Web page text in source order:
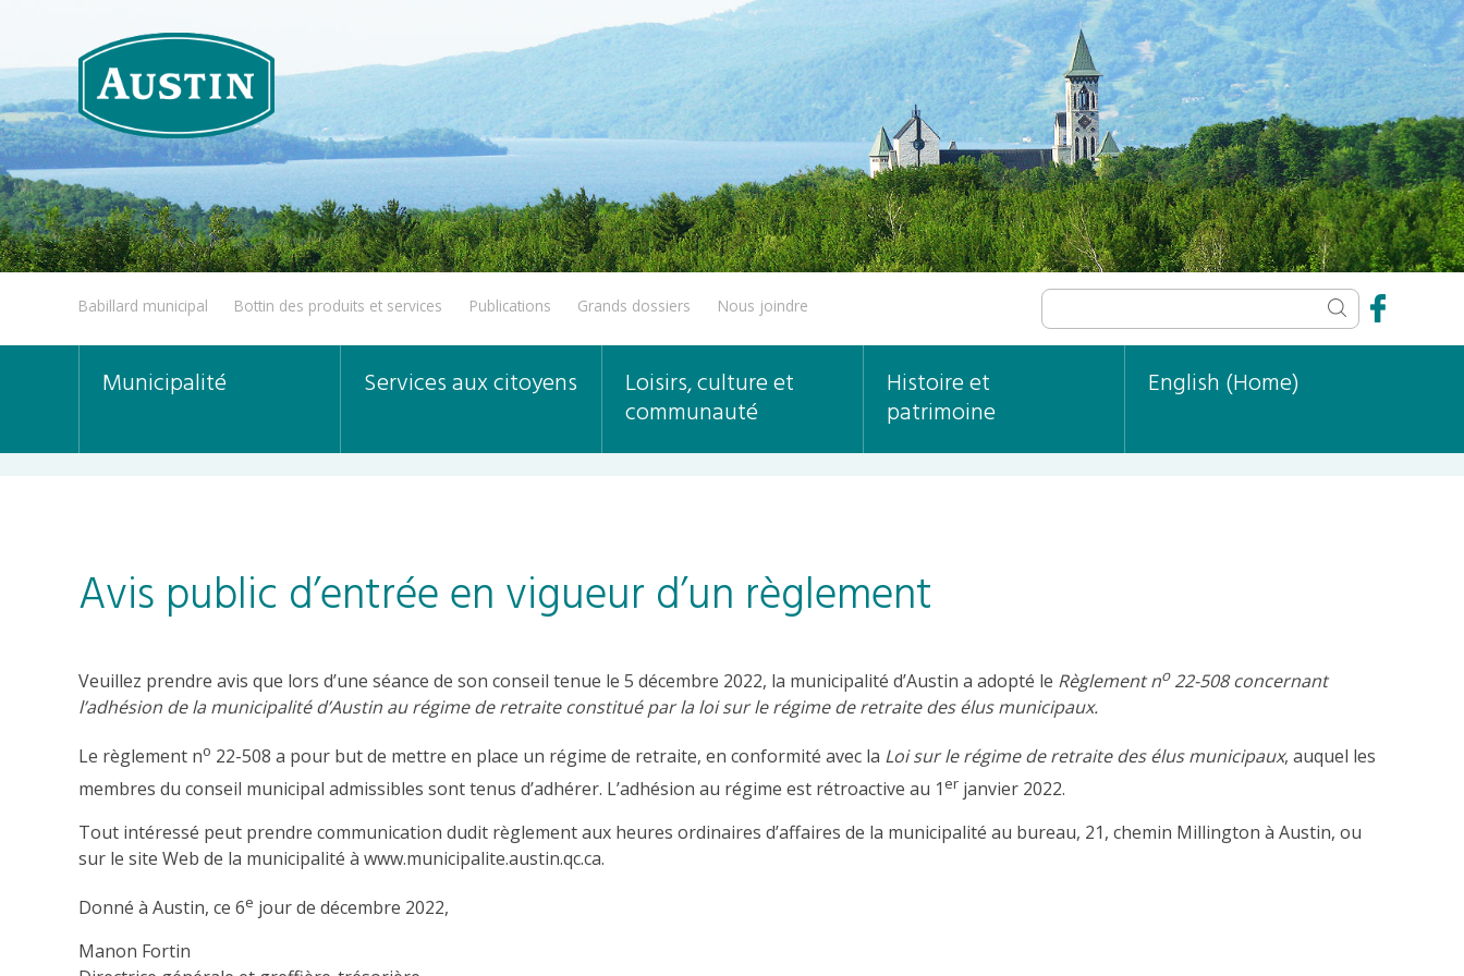
Babillard municipal Bottin des produits et services Publications Grands dossiers Nous joindre
Municipalité Services aux citoyens Loisirs, culture et
communauté
Histoire et
patrimoine
English (Home)
Avis public d’entrée en vigueur d’un règlement
Veuillez prendre avis que lors d’une séance de son conseil tenue le 5 décembre 2022, la municipalité d’Austin a adopté le Règlement no22-508concernant
l’adhésion de la municipalité d’Austin au régime de retraite constitué par la loi sur le régime de retraite des élus municipaux.
Le règlement no 22-508 a pour but de mettre en place un régime de retraite, en conformité avec la Loi sur le régime de retraite des élus municipaux, auquel les
membres du conseil municipal admissibles sont tenus d’adhérer. L’adhésion au régime est rétroactive au 1er janvier 2022.
Tout intéressé peut prendre communication dudit règlement aux heures ordinaires d’affaires de la municipalité au bureau, 21, chemin Millington à Austin, ou
sur le site Web de la municipalité à www.municipalite.austin.qc.ca.
Donné à Austin, ce 6e jour de décembre 2022,
Manon Fortin